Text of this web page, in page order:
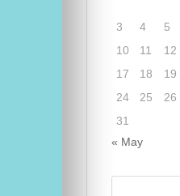
3
4 5
10
11 12
17
18 19
24
25 26
31
« May
Buscar: